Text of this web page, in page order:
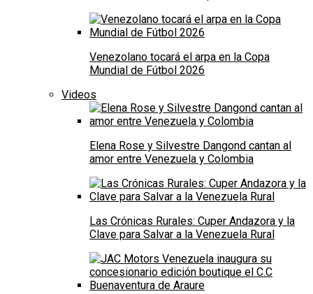
Venezolano tocará el arpa en la Copa
Mundial de Fútbol 2026
Videos
Elena Rose y Silvestre Dangond cantan al
amor entre Venezuela y Colombia
Las Crónicas Rurales: Cuper Andazora y la
Clave para Salvar a la Venezuela Rural